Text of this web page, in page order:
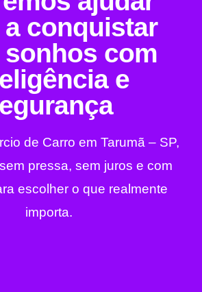
conquistar
sonhos com
e
de Carro em Tarumã – SP,
pressa, sem juros e com
escolher o que realmente
importa.